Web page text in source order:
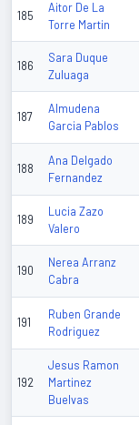
185
Aitor De La
Torre Martin
186
Sara Duque
Zuluaga
187
Almudena
Garcia Pablos
188
Ana Delgado
Fernandez
189
Lucia Zazo
Valero
190
Nerea Arranz
Cabra
191
Ruben Grande
Rodriguez
192
Jesus Ramon
Martinez
Buelvas